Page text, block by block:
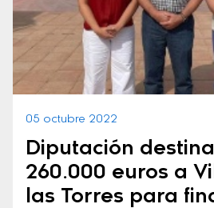
05 octubre 2022
Diputación
260.000 euros a
las Torres para